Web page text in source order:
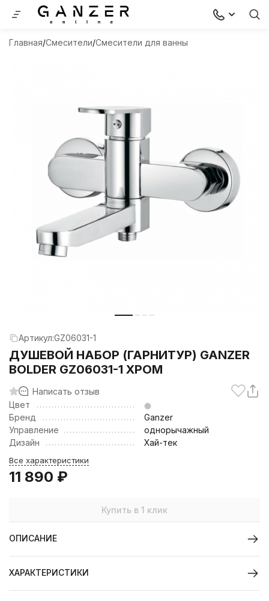
Главная Смесители Смесители для ванны
Артикул:GZ06031-1
ДУШЕВОЙ НАБОР (ГАРНИТУР) GANZER
BOLDER GZ06031-1 ХРОМ
Написать отзыв
Цвет
Бренд
Ganzer
Управление
однорычажный
Дизайн
Хай-тек
Все характеристики
11 890 ₽
Купить в 1 клик
ОПИСАНИЕ
ХАРАКТЕРИСТИКИ